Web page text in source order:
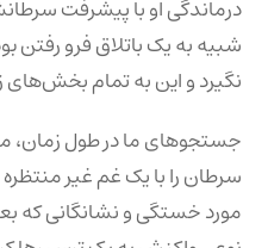
درماندگی او با پیشرفت
شبیه به یک باتلاق فرو رفتن
نگیرد و این به تمام
جستجوهای ما در طول زمان،
سرطان را با یک غم غیر منتظره
مورد خستگی و نشانگانی که